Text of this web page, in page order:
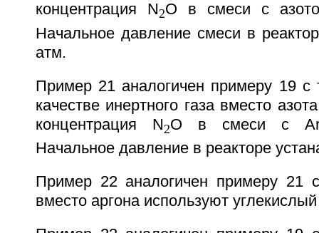
концентрация N2О в смеси с
Начальное давление смеси в
атм.
Пример 21 аналогичен примеру 19 с
качестве инертного газа вместо
концентрация N2O в смеси с Аr
Начальное давление в реакторе
Пример 22 аналогичен примеру 21
вместо аргона используют углекислый